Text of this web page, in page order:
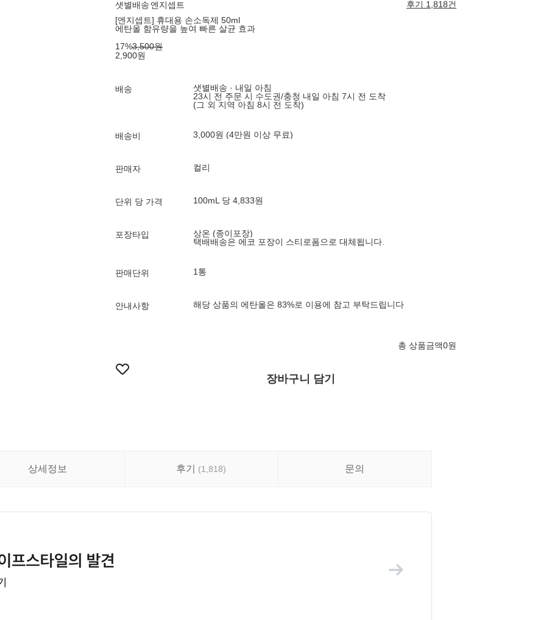
샛별배송 엔지셉트
후기 1,818건
[엔지셉트] 휴대용 손소독제 50ml
에탄올 함유량을 높여 빠른 살균 효과
17%3,500원
2,900원
배송
샛별배송 · 내일 아침
23시 전 주문 시 수도권/충청 내일 아침 7시 전 도착
(그 외 지역 아침 8시 전 도착)
배송비 3,000원 (4만원 이상 무료)
판매자 컬리
단위 당 가격 100mL 당 4,833원
포장타입
상온 (종이포장)
택배배송은 에코 포장이 스티로폼으로 대체됩니다.
판매단위 1통
안내사항 해당 상품의 에탄올은 83%로 이용에 참고 부탁드립니다
총 상품금액0원
장바구니 담기
상세정보 후기 (1,818) 문의